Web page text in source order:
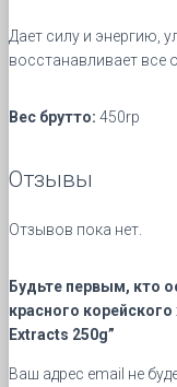
Дает силу и энергию,
восстанавливает все
Вес брутто: 450rp
Отзывы
Отзывов пока нет.
Будьте первым, кто
красного
Extracts 250g”
Ваш адрес email не